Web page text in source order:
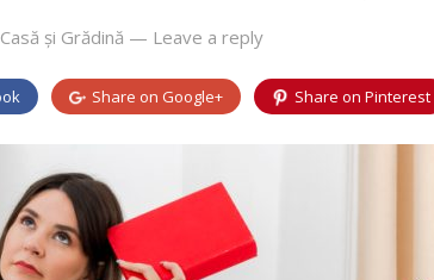
Casă și Grădină — Leave a reply
Share on Google+ Share on Pinterest